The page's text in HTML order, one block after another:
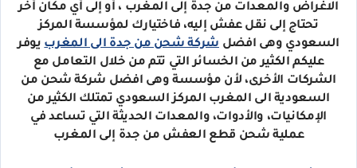
الاغراض والمعدات من جدة إلى المغرب ، أو إلى أي مكان أخر
تحتاج إلى نقل عفش إليه، فاختيارك لمؤسسة المركز
السعودي وهى افضلشركة شحن من جدة الى المغربيوفر
عليكم الكثير من الخسائر التي تتم من خلال التعامل مع
الشركات الأخرى، لأن مؤسسة وهى افضل شركة شحن من
السعودية الى المغرب المركز السعودي تمتلك الكثير من
الإمكانيات، والأدوات، والمعدات الحديثة التي تساعد في
عملية شحن قطع العفش من جدة إلى المغرب